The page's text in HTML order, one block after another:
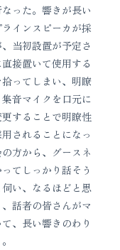
った。響きが長い
インスピーカが採
当初設置が予定さ
接置いて使用する
ってしまい、明瞭
音マイクを口元に
することで明瞭性
されることになっ
方から、グースネ
てしっかり話そう
い、なるほどと思
話者の皆さんがマ
、長い響きのわり